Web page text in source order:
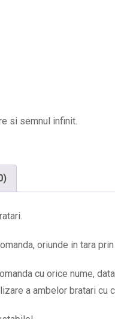
si semnul infinit.
oriunde in tara
cu orice nume,
a ambelor bratari cu